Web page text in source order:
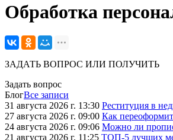
Обработка
ЗАДАТЬ ВОПРОС ИЛИ
Задать вопрос
БлогВсе записи
31 августа 2026 г. 13:30 Реституция в
27 августа 2026 г. 09:00 Как
24 августа 2026 г. 09:06 Можно ли
21 августа 2026 г. 11:25 ТОП-5 лучших